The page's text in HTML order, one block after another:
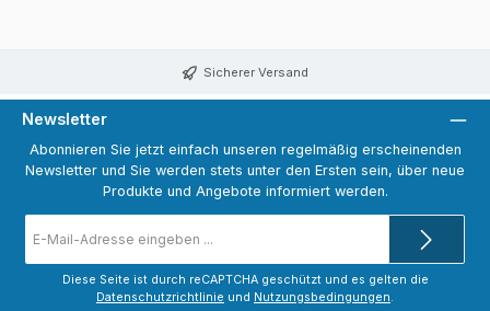
Sicherer Versand
Newsletter
Abonnieren Sie jetzt einfach unseren regelmäßig erscheinenden
Newsletter und Sie werden stets unter den Ersten sein, über neue
Produkte und Angebote informiert werden.
Mail-
Adresse
Diese Seite ist durch reCAPTCHA geschützt und es gelten die
Datenschutzrichtlinie und Nutzungsbedingungen.